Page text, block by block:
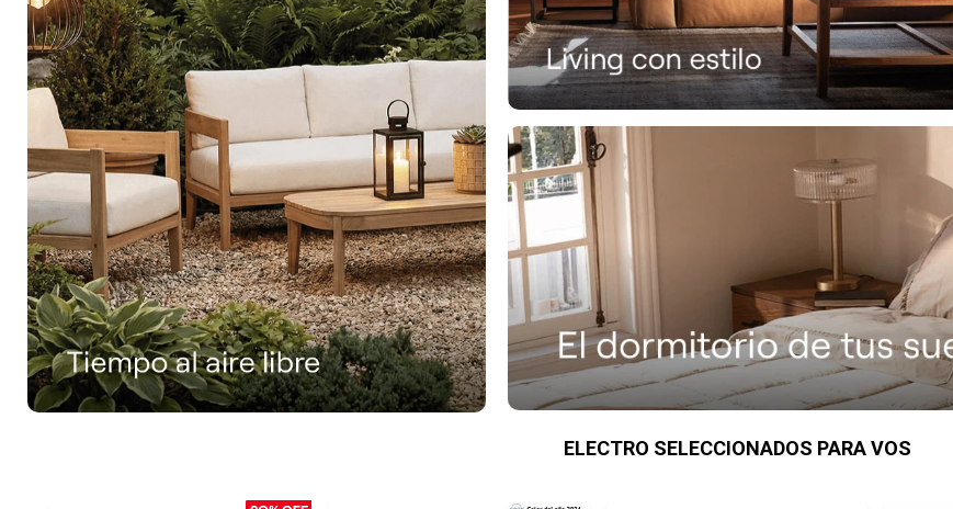
ELECTRO SELECCIONADOS PARA VOS